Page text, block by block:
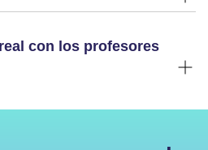
con los profesores